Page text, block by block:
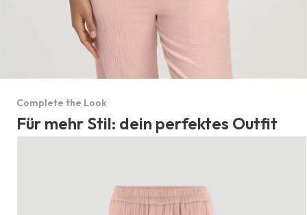
Complete the Look
Für mehr Stil: dein perfektes Outfit